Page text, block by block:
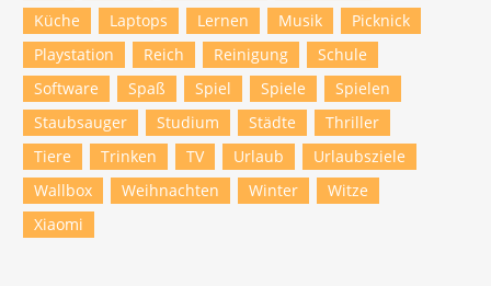
Küche
Laptops Lernen Musik
Picknick
Playstation
Reich Reinigung
Schule
Software
Spaß Spiel Spiele
Spielen
Staubsauger
Studium Städte
Thriller
Tiere
Trinken TV Urlaub
Urlaubsziele
Wallbox
Weihnachten Winter
Witze
Xiaomi